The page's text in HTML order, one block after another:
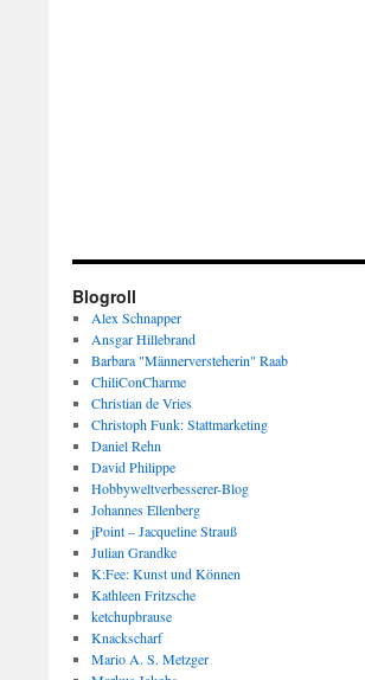
Blogroll
Alex Schnapper
Ansgar Hillebrand
Barbara "Männerversteherin" Raab
ChiliConCharme
Christian de Vries
Christoph Funk: Stattmarketing
Daniel Rehn
David Philippe
Hobbyweltverbesserer-Blog
Johannes Ellenberg
jPoint – Jacqueline Strauß
Julian Grandke
K:Fee: Kunst und Können
Kathleen Fritzsche
ketchupbrause
Knackscharf
Mario A. S. Metzger